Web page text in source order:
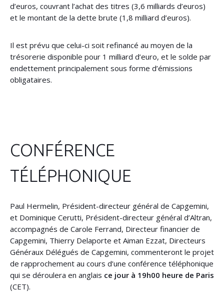
d’euros, couvrant l’achat des titres (3,6 milliards d’euros)
et le montant de la dette brute (1,8 milliard d’euros).
Il est prévu que celui-ci soit refinancé au moyen de la
trésorerie disponible pour 1 milliard d’euro, et le solde par
endettement principalement sous forme d’émissions
obligataires.
CONFÉRENCE
TÉLÉPHONIQUE
Paul Hermelin, Président-directeur général de Capgemini,
et Dominique Cerutti, Président-directeur général d’Altran,
accompagnés de Carole Ferrand, Directeur financier de
Capgemini, Thierry Delaporte et Aiman Ezzat, Directeurs
Généraux Délégués de Capgemini, commenteront le projet
de rapprochement au cours d’une conférence téléphonique
qui se déroulera en anglais ce jour à 19h00 heure de Paris
(CET).